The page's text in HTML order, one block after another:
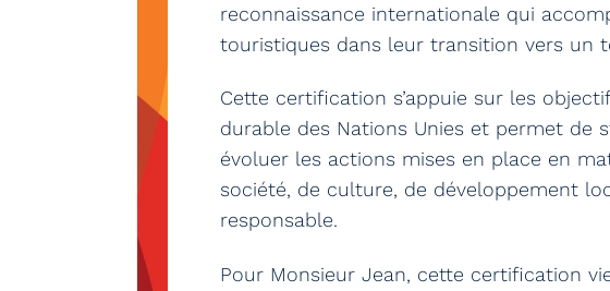
reconnaissance internationale qui
touristiques dans leur transition vers un
Cette certification s’appuie sur les
durable des Nations Unies et permet de
évoluer les actions mises en place en
société, de culture, de développement
responsable.
Pour Monsieur Jean, cette certification